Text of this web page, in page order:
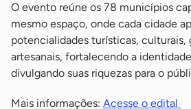
O evento reúne os 78 municípios
mesmo espaço, onde cada cidade
potencialidades turísticas, culturais,
artesanais, fortalecendo a
divulgando suas riquezas para o
Mais informações: Acesse o edital